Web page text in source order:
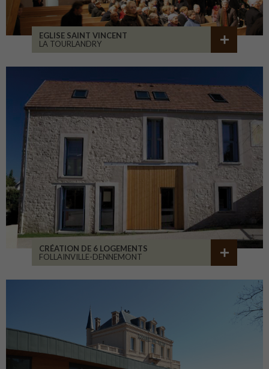
EGLISE SAINT VINCENT
LA TOURLANDRY
CRÉATION DE 6 LOGEMENTS
FOLLAINVILLE-DENNEMONT